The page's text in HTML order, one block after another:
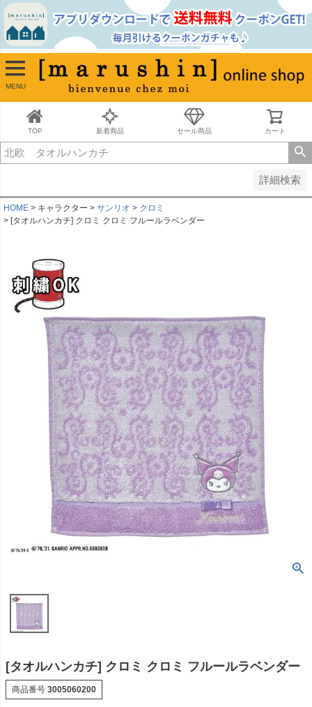
MENU
TOP 新着商品 セール商品 カート
詳細検索
並び順
新着順
古い順
価格が安い順
価格が高い順
キーワードヒット順
HOME キャラクター サンリオ
クロミ
[タオルハンカチ] クロミ クロミ フルールラベンダー
[タオルハンカチ] クロミ クロミ フルールラベンダー
商品番号 3005060200